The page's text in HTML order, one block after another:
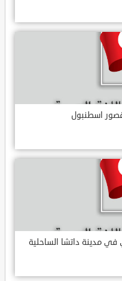
اسطنبول
مدينة داتشا الساحلية